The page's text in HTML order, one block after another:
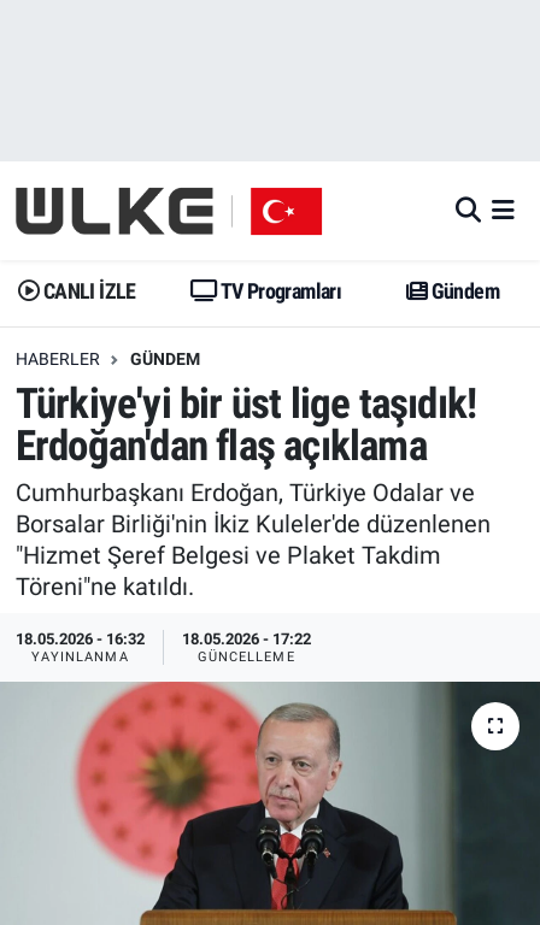
CANLI İZLE TV Programları Gündem
HABERLER GÜNDEM
Türkiye'yi bir üst lige taşıdık!
Erdoğan'dan flaş açıklama
Cumhurbaşkanı Erdoğan, Türkiye Odalar ve
Borsalar Birliği'nin İkiz Kuleler'de düzenlenen
"Hizmet Şeref Belgesi ve Plaket Takdim
Töreni"ne katıldı.
18.05.2026 - 16:32
YAYINLANMA
18.05.2026 - 17:22
GÜNCELLEME
Gündem
Dünya
Erişim Bilgileri
Ekonomi
Trend
Özel Haberler
Yazarlar
Gündem
Trend
Erişim Bilgileri
Spor
Ekonomi
Dünya
Medya
Özel Haberler
Kadın
Erişim Bilgileri
İstanbul Namaz Vakitleri
Trafik Durumu
Erişim Bilgileri
Tüm Manşetler
Son Dakika Haberleri
Haber Arşivi